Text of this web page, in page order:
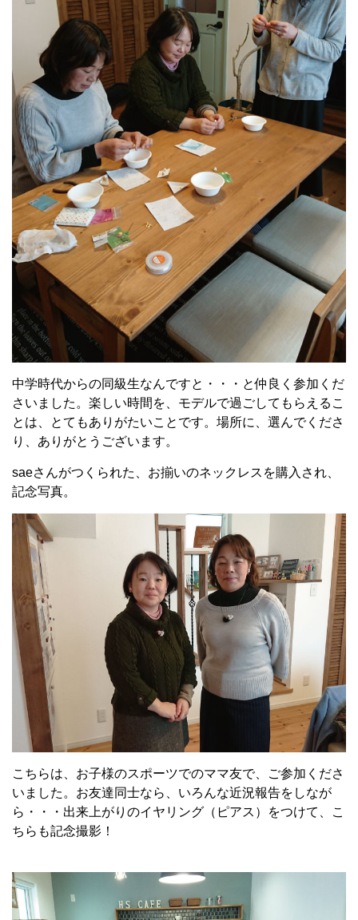
中学時代からの同級生なんですと・・・と仲良く参加くだ
さいました。楽しい時間を、モデルで過ごしてもらえるこ
とは、とてもありがたいことです。場所に、選んでくださ
り、ありがとうございます。
saeさんがつくられた、お揃いのネックレスを購入され、
記念写真。
こちらは、お子様のスポーツでのママ友で、ご参加くださ
いました。お友達同士なら、いろんな近況報告をしなが
ら・・・出来上がりのイヤリング（ピアス）をつけて、こ
ちらも記念撮影！